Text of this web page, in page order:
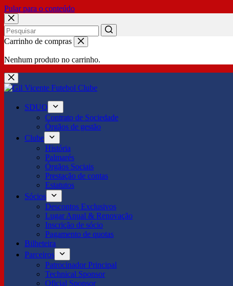
Pular para o conteúdo
No
Carrinho de compras
Nenhum produto no carrinho.
SDUQ
Contrato de Sociedade
Órgãos de gestão
Clube
História
Palmarés
Órgãos Sociais
Prestação de contas
Estatutos
Sócios
Descontos Exclusivos
Lugar Anual & Renovação
Inscrição de sócio
Pagamento de quotas
Bilheteira
Parceiros
Patrocinador Principal
Technical Sponsor
Oficial Sponsor